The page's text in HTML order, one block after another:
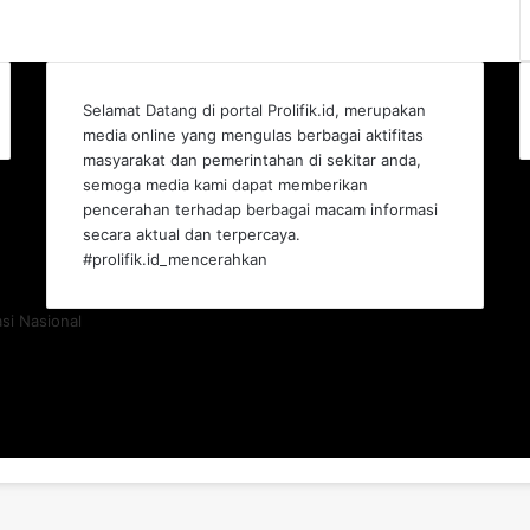
Selamat Datang di portal Prolifik.id, merupakan
media online yang mengulas berbagai aktifitas
masyarakat dan pemerintahan di sekitar anda,
semoga media kami dapat memberikan
pencerahan terhadap berbagai macam informasi
secara aktual dan terpercaya.
#prolifik.id_mencerahkan
Nasional